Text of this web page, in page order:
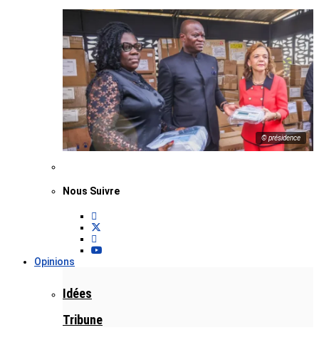
© présidence
Nous Suivre
Opinions
Idées
Tribune